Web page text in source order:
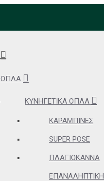
ΌΠΛΑ
ΚΥΝΗΓΕΤΙΚΆ ΌΠΛΑ
ΚΑΡΑΜΠΊΝΕΣ
SUPER POSE
ΠΛΑΓΙΌΚΑΝΝΑ
ΕΠΑΝΑΛΗΠΤΙΚΉ